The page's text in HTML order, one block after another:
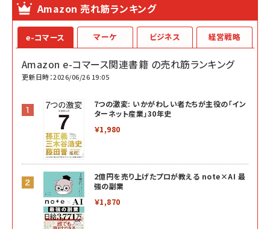
Amazon 売れ筋ランキング
e-コマース
Amazon e-コマース関連書籍 の売れ筋ランキング
更新日時：2026/06/26 19:05
7つの激変: いかがわしい者たちが主役の「イン
ターネット産業」30年史
￥1,980
2億円を売り上げたプロが教える note×AI 最
強の副業
￥1,870
マーケ ビジネス 経営戦略